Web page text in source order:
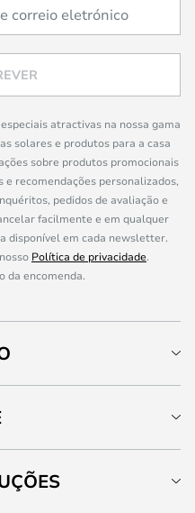
atractivas na nossa gama
solares e produtos para a casa
sobre produtos promocionais
recomendações personalizados,
pedidos de avaliação e
facilmente e em qualquer
disponível em cada newsletter.
Política de privacidade.
da encomenda.